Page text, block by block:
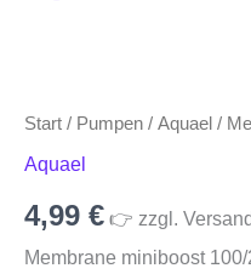
Start / Pumpen / Aquael /
Aquael
4,99 € 👉 zzgl.
Membrane miniboost
Menge